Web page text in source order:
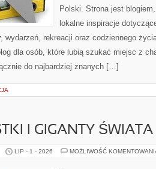
Polski. Strona jest
lokalne inspiracje
wydarzeń, rekreacji oraz codziennego
dla osób, które lubią szukać miejsc z
do najbardziej znanych […]
I GIGANTY ŚWIATA
LIP - 1 - 2026 MOŻLIWOŚĆ